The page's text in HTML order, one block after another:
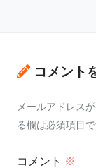
コメント
メールアドレス
る欄は必須項目
コメント ※